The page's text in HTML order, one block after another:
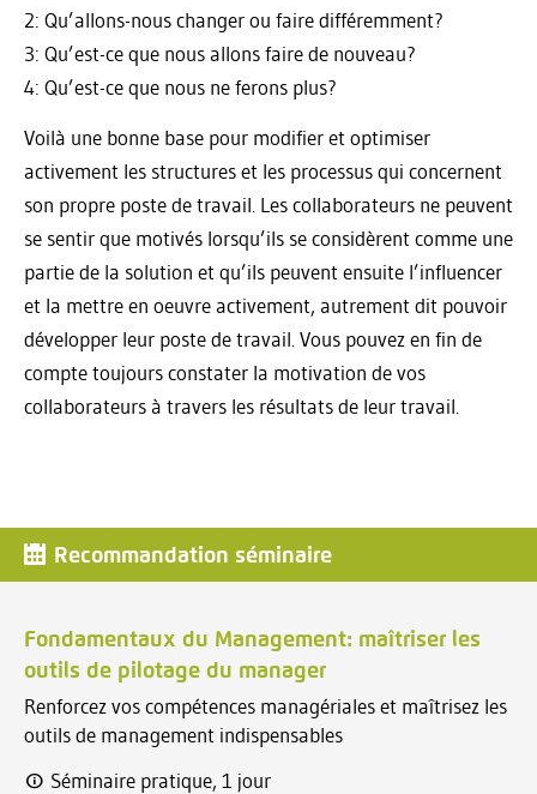
2: Qu’allons-nous changer ou faire différemment?
3: Qu’est-ce que nous allons faire de nouveau?
4: Qu’est-ce que nous ne ferons plus?
Voilà une bonne base pour modifier et optimiser
activement les structures et les processus qui concernent
son propre poste de travail. Les collaborateurs ne peuvent
se sentir que motivés lorsqu’ils se considèrent comme une
partie de la solution et qu’ils peuvent ensuite l’influencer
et la mettre en oeuvre activement, autrement dit pouvoir
développer leur poste de travail. Vous pouvez en fin de
compte toujours constater la motivation de vos
collaborateurs à travers les résultats de leur travail.
Recommandation séminaire
Fondamentaux du Management: maîtriser les
outils de pilotage du manager
Renforcez vos compétences managériales et maîtrisez les
outils de management indispensables
Séminaire pratique, 1 jour